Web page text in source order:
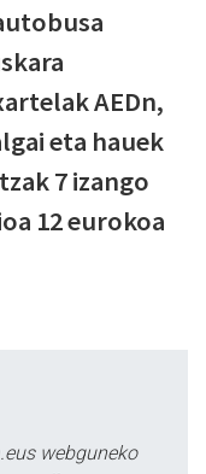
AEDn,
eta hauek
7 izango
12 eurokoa
webguneko